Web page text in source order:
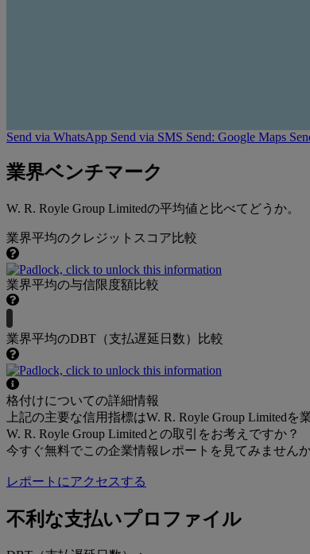
Send via WhatsApp Send via SMS Send: Google Maps
業界ベンチマーク
W. R. Royle Group Limitedの平均値と比べてどうか。
業界平均のクレジットスコア比較
業界平均の与信限度額比較
業界平均のDBT（支払遅延日数）比較
格付けについての詳細情報
上記の主要な信用指標はW. R. Royle Group Limited
W. R. Royle Group Limitedとの取引をお考えですか？
今すぐ無料でこの企業情報レポートを見てみません
レポートにアクセスする
不利な支払いプロファイル